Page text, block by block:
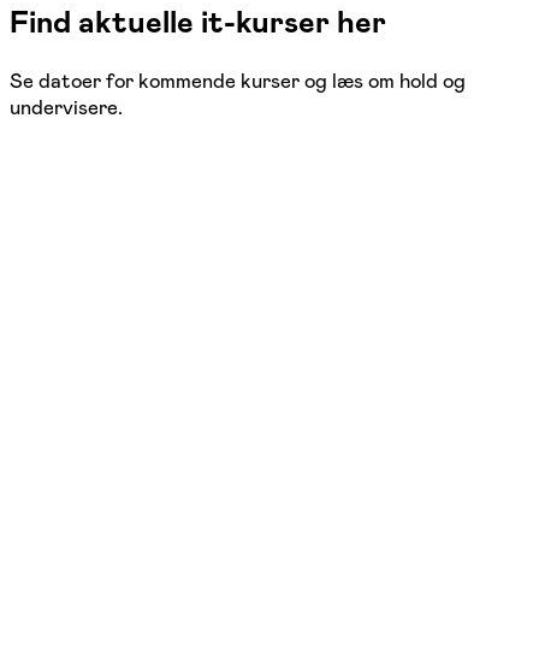
Find aktuelle it-kurser her
Se datoer for kommende kurser og læs om hold og
undervisere.